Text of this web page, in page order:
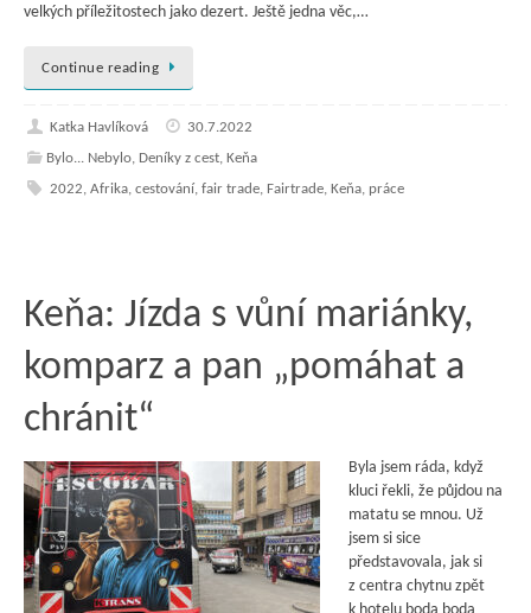
velkých příležitostech jako dezert. Ještě jedna věc,…
Continue reading
Katka Havlíková
30.7.2022
Bylo... Nebylo, Deníky z cest, Keňa
2022, Afrika, cestování, fair trade, Fairtrade, Keňa, práce
Keňa: Jízda s vůní mariánky,
komparz a pan „pomáhat a
chránit“
Byla jsem ráda, když
kluci řekli, že půjdou na
matatu se mnou. Už
jsem si sice
představovala, jak si
z centra chytnu zpět